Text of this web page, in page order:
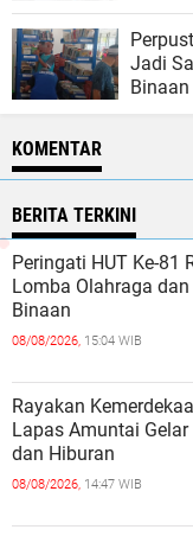
Jadi
Binaan
KOMENTAR
BERITA TERKINI
Peringati HUT Ke-81
Lomba Olahraga
Binaan
08/08/2026, 15:04 WIB
Rayakan
Lapas Amuntai
dan Hiburan
08/08/2026, 14:47 WIB